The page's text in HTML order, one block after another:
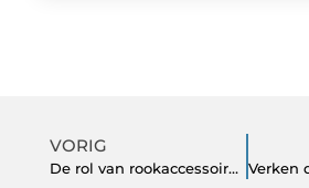
VORIG
De rol van rookaccessoires bij stabiele luchtvochtigheid